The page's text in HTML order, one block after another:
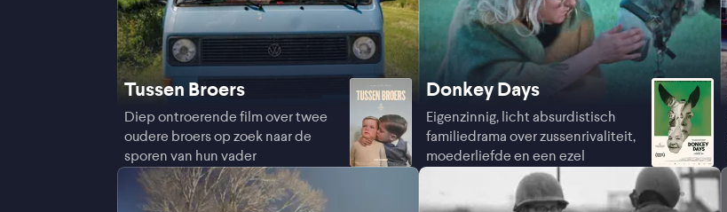
Tussen Broers
Diep ontroerende film over twee
oudere broers op zoek naar de
sporen van hun vader
Donkey Days
Eigenzinnig, licht absurdistisch
familiedrama over zussenrivaliteit,
moederliefde en een ezel